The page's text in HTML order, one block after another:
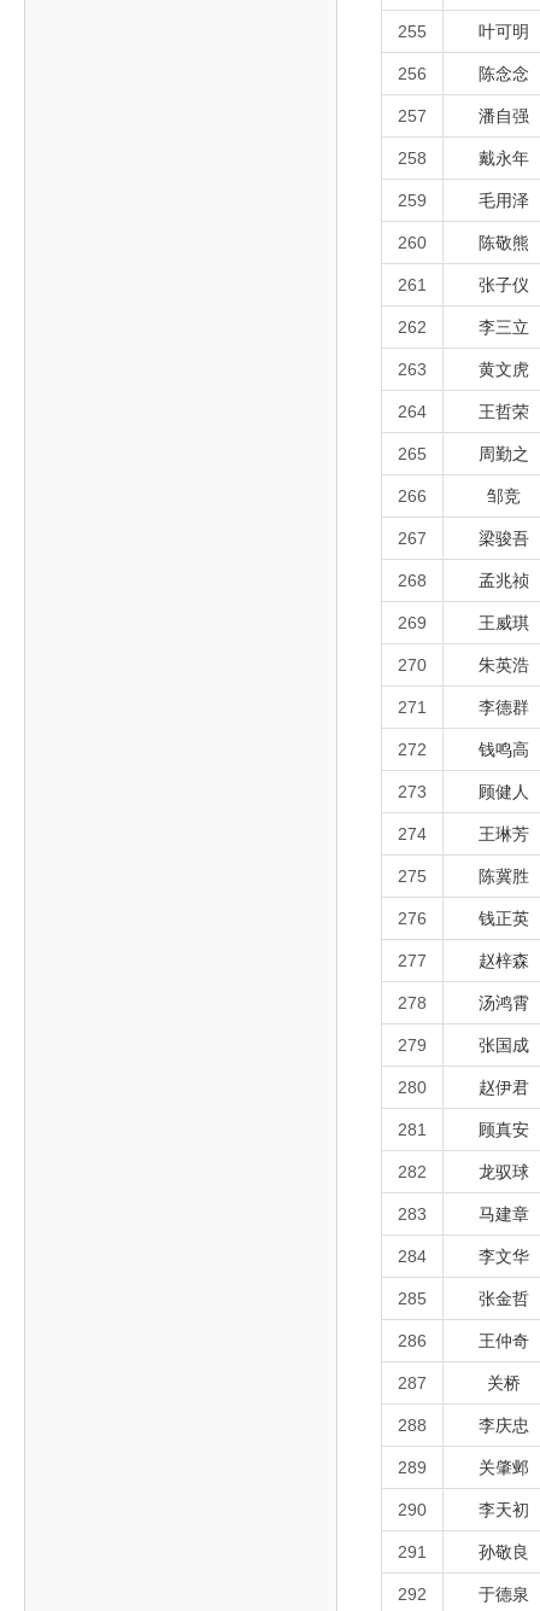
255 叶可明
256 陈念念
257 潘自强
258 戴永年
259 毛用泽
260 陈敬熊
261 张子仪
262 李三立
263 黄文虎
264 王哲荣
265 周勤之
266 邹竞
267 梁骏吾
268 孟兆祯
269 王威琪
270 朱英浩
271 李德群
272 钱鸣高
273 顾健人
274 王琳芳
275 陈冀胜
276 钱正英
277 赵梓森
278 汤鸿霄
279 张国成
280 赵伊君
281 顾真安
282 龙驭球
283 马建章
284 李文华
285 张金哲
286 王仲奇
287 关桥
288 李庆忠
289 关肇邺
290 李天初
291 孙敬良
292 于德泉